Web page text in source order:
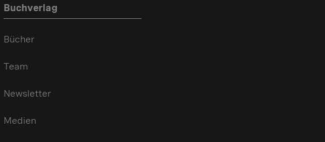
Buchverlag
Bücher
Team
Newsletter
Medien